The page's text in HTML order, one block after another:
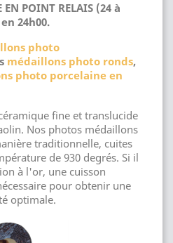
POINT RELAIS (24 à
24h00.
photo
médaillons photo ronds,
photo porcelaine en
fine et translucide
Nos photos médaillons
traditionnelle, cuites
de 930 degrés. Si il
à l'or, une cuisson
pour obtenir une
optimale.